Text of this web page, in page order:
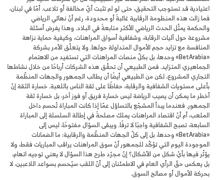
اعتيادية قد تستوجب التحقيق، حتى لو لم تثبت أيّ مخالفة أو تلاعب. أمّا في لبنان،
فما زالت هذه المنظومة الرقابية غائبةً أو محدودة، رغم أنّ نهائي الرياضي
والحكمة يمثّل الحدث الرياضي الأكثر متابعةً في البلاد. وهذا يفرض أسئلة
مشروعة حول آليات الرقابة، وشفافية أسواق المراهنات، وكيفية حماية نزاهة
المنافسة مع تزايد حجم الأموال المتداولة حولها. ولا يتعلّق الأمر بشركة
«BetArabia» وحدها، بل بكلّ منصات المراهنات التي تستفيد من الاهتمام
الجماهيري المتزايد. فمن الطبيعي أن تحقّق هذه الشركات أرباحًا من خلال نشاطها
التجاري المشروع، لكن من الطبيعي أيضًا أن يطالب الجمهور والجهات المنظّمة
بأعلى مستويات الشفافية والرقابة، حفاظًا على ثقة الناس باللعبة. خسارة الثقة إنّ
أخطر ما يمكن أن يصيب الرياضة ليس خسارة فريق أو فوز آخر، بل خسارة ثقة
الجمهور. فعندما يبدأ المشجّع بالتساؤل عمّا إذا كانت المباراة تُحسم داخل
الملعب، أم أنّ اقتصاد المراهنات يملك مصلحةً في إطالة السلسلة إلى المباراة
السابعة، تصبح الشفافية واجبًا لا ترفًا. ويبقى السؤال مفتوحًا، ليس إلى
«BetArabia» وحدها، بل إلى كلّ الجهات المنظّمة والرقابية: ما الضمانات
الموجودة اليوم التي تؤكّد للجمهور أنّ سوق المراهنات يراقب المباريات فقط، ولا
يؤثّر فيها بأيّ شكل من الأشكال؟ إنّ مجرّد طرح هذا السؤال لا يعني توجيه اتهام،
بل يعكس حقّ الرأي العام في الاطمئنان إلى أنّ اللقب سيُحسم بسواعد اللاعبين، لا
بحركة الأموال أو مصالح السوق.